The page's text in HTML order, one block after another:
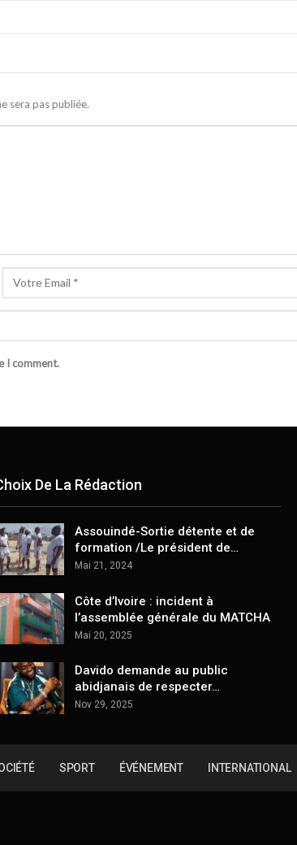
sera pas publiée.
I comment.
De La Rédaction
Assouindé-Sortie détente et de
formation /Le président de…
Mai 21, 2024
Côte d’Ivoire : incident à
l’assemblée générale du MATCHA
Mai 20, 2025
Davido demande au public
abidjanais de respecter…
Nov 29, 2025
SPORT ÉVÉNEMENT INTERNATIONAL